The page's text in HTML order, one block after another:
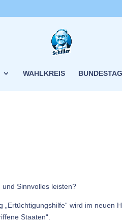
WAHLKREIS BUNDESTAG
Sinnvolles leisten?
wird im neuen
Staaten“.